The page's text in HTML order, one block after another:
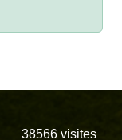
38566 visites